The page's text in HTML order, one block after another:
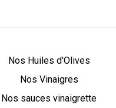
Nos Huiles d'Olives
Nos Vinaigres
Nos sauces vinaigrette